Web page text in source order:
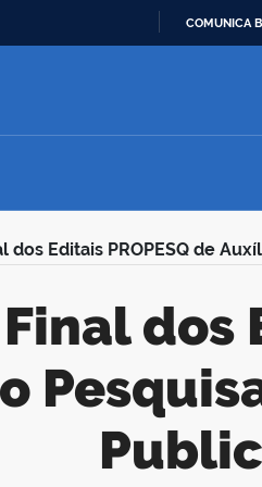
COMUNICA
dos Editais PROPESQ de